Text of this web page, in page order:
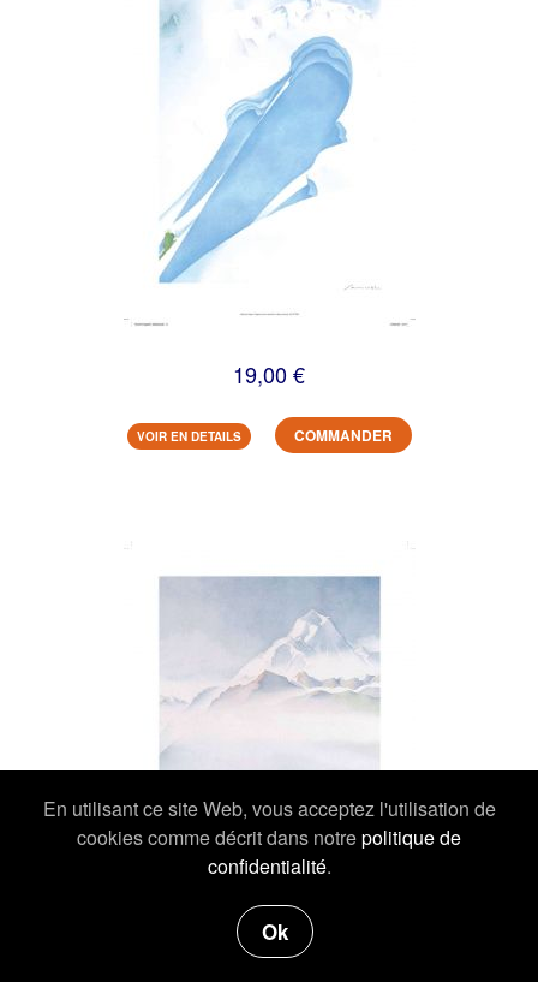
En utilisant ce site Web, vous acceptez l'utilisation de
cookies comme décrit dans notrepolitique de
confidentialité.
Ok
19,00 €
VOIR EN DETAILS COMMANDER